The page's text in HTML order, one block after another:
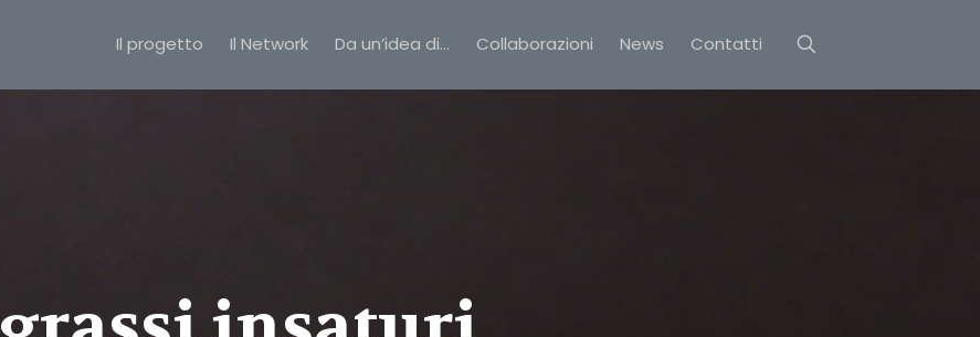
Il progetto Il Network Da un’idea di… Collaborazioni News Contatti